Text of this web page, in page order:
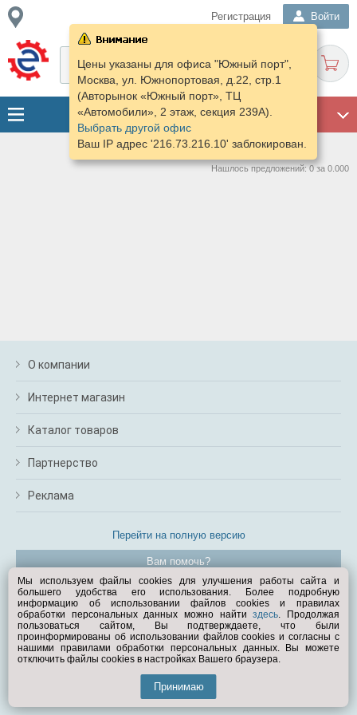
Регистрация Войти
Цены указаны для офиса "Южный порт",
Москва, ул. Южнопортовая, д.22, стр.1
(Авторынок «Южный порт», ТЦ
«Автомобили», 2 этаж, секция 239А).
Выбрать другой офис
Ваш IP адрес '216.73.216.10' заблокирован.
Нашлось предложений: 0 за 0.000
О компании
Интернет магазин
Каталог товаров
Партнерство
Реклама
Перейти на полную версию
Вам помочь?
© Exist.ru 1998—2026
Мы используем файлы cookies для улучшения работы сайта и
большего удобства его использования. Более подробную
информацию об использовании файлов cookies и правилах
обработки персональных данных можно найтиздесь. Продолжая
пользоваться сайтом, Вы подтверждаете, что были
проинформированы об использовании файлов cookies и согласны с
нашими правилами обработки персональных данных. Вы можете
отключить файлы cookies в настройках Вашего браузера.
Принимаю